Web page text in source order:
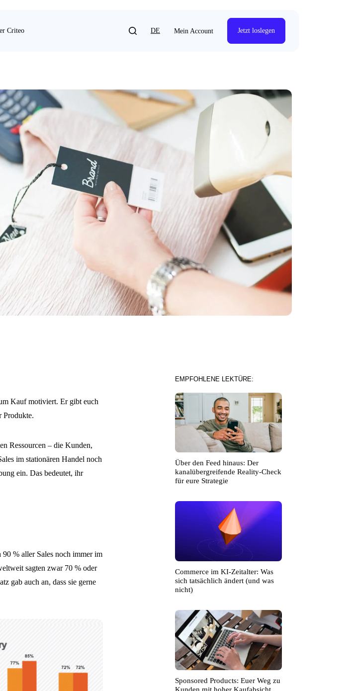
Criteo DE Mein Account Jetzt loslegen
Kauf motiviert. Er gibt euch
Produkte.
Ressourcen – die Kunden,
im stationären Handel noch
ein. Das bedeutet, ihr
% aller Sales noch immer im
sagten zwar 70 % oder
gab auch an, dass sie gerne
EMPFOHLENE LEKTÜRE:
Über den Feed hinaus: Der
kanalübergreifende Reality-Check
für eure Strategie
Commerce im KI-Zeitalter: Was
sich tatsächlich ändert (und was
nicht)
Sponsored Products: Euer Weg zu